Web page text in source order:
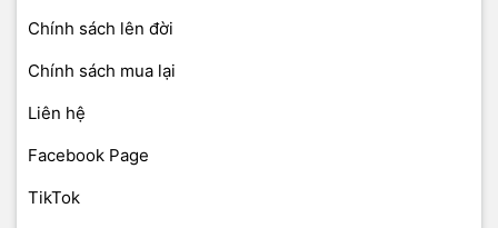
Chính sách lên đời
Chính sách mua lại
Liên hệ
Facebook Page
TikTok